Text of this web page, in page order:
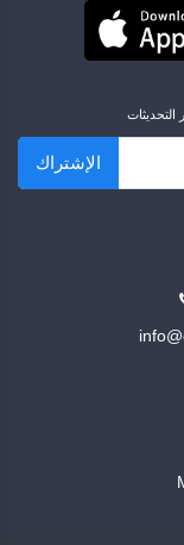
الإشتراك